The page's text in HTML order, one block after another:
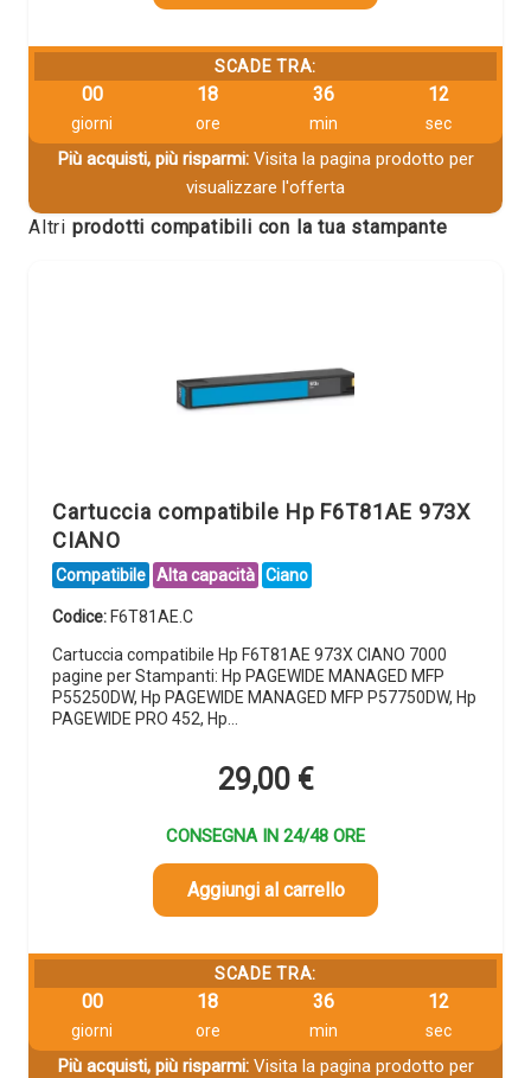
SCADE TRA:
00
giorni
18
ore
36
min
12
sec
Più acquisti, più risparmi:Visita la pagina prodotto per
visualizzare l'offerta
Altri prodotti compatibili con la tua stampante
Cartuccia compatibile Hp F6T81AE 973X
CIANO
Compatibile Alta capacità Ciano
Codice: F6T81AE.C
Cartuccia compatibile Hp F6T81AE 973X CIANO 7000
pagine per Stampanti: Hp PAGEWIDE MANAGED MFP
P55250DW, Hp PAGEWIDE MANAGED MFP P57750DW, Hp
PAGEWIDE PRO 452, Hp…
29,00 €
CONSEGNA IN 24/48 ORE
Aggiungi al carrello
SCADE TRA:
00
giorni
18
ore
36
min
12
sec
Più acquisti, più risparmi:Visita la pagina prodotto per